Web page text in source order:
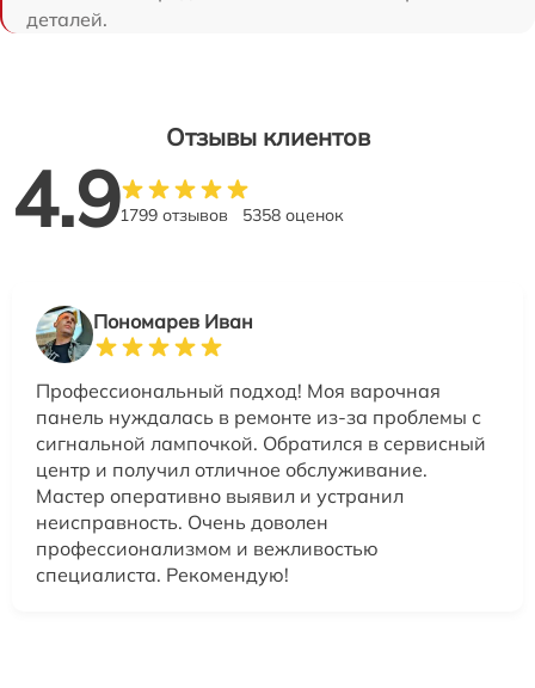
деталей.
Отзывы клиентов
4.91799 отзывов 5358 оценок
Пономарев Иван
Профессиональный подход! Моя варочная
панель нуждалась в ремонте из-за проблемы с
сигнальной лампочкой. Обратился в сервисный
центр и получил отличное обслуживание.
Мастер оперативно выявил и устранил
неисправность. Очень доволен
профессионализмом и вежливостью
специалиста. Рекомендую!